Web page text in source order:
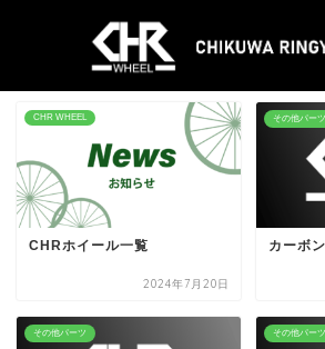
CHR WHEEL
CHRホイール一覧
2024年7月20日
その他パーツ
カーボ
その他パーツ その他パーツ